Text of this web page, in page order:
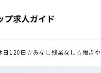
120日☆みなし残業なし☆働きや